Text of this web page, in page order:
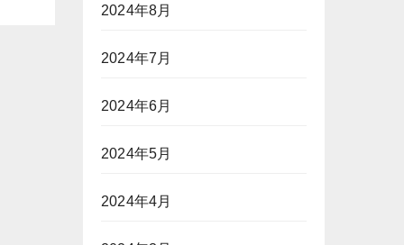
2024年8月
2024年7月
2024年6月
2024年5月
2024年4月